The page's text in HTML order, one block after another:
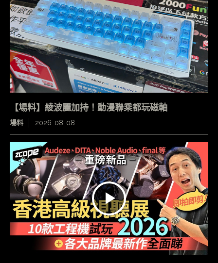
【場料】綾波麗加持！動漫聯乘都玩磁軸
場料 2026-08-08